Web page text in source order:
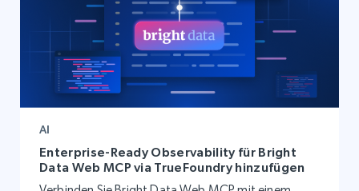
AI
Enterprise-Ready Observability für Bright
Data Web MCP via TrueFoundry hinzufügen